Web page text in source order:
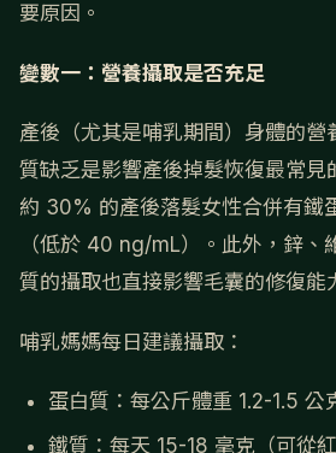
要原因。
變數一：營養攝取是否充足
產後（尤其是哺乳期間）身體的營
質缺乏是影響產後掉髮恢復最常
約 30% 的產後落髮女性合併有鐵
（低於 40 ng/mL）。此外，鋅、
質的攝取也直接影響毛囊的修復能
哺乳媽媽每日建議攝取：
蛋白質：每公斤體重 1.2-1.5 公
鐵質：每天 15-18 毫克（可從